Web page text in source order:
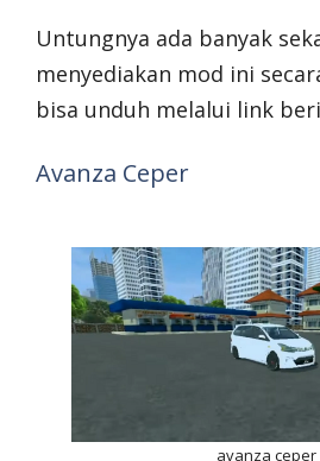
Untungnya ada banyak
menyediakan mod ini
bisa unduh melalui link
Avanza Ceper
avanza ceper